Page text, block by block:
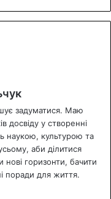
задуматися. Маю
досвіду у створенні
наукою, культурою та
аби ділитися
нові горизонти, бачити
поради для життя.